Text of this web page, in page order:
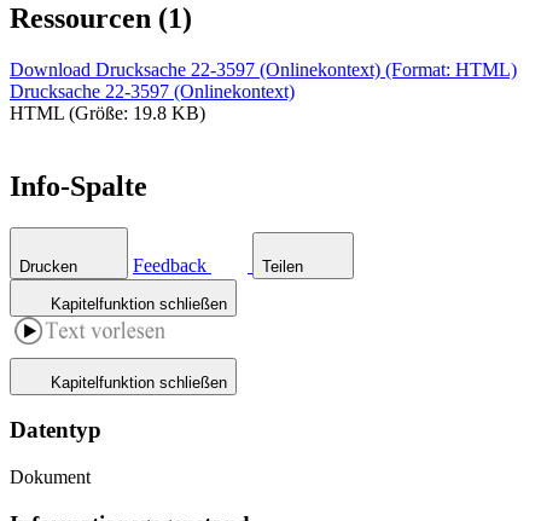
Ressourcen (1)
Download Drucksache 22-3597 (Onlinekontext) (Format: HTML)
Drucksache 22-3597 (Onlinekontext)
HTML (Größe: 19.8 KB)
Info-Spalte
Drucken Feedback Teilen
Kapitelfunktion schließen
Kapitelfunktion schließen
Datentyp
Dokument